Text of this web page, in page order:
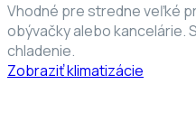
Vhodné pre stredne veľké
obývačky alebo kancelárie.
chladenie.
Zobraziť klimatizácie